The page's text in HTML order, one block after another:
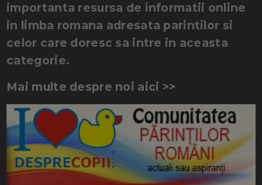
importanta resursa de informatii online
in limba romana adresata parintilor si
celor care doresc sa intre in aceasta
categorie.
Mai multe despre noi aici >>